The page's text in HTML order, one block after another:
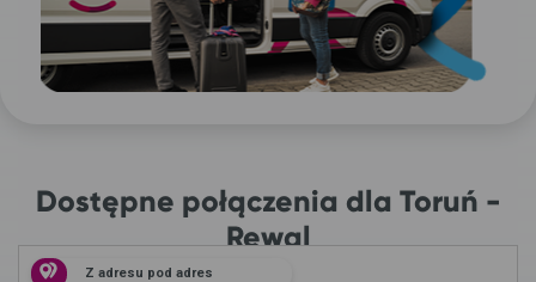
Dostępne połączenia dla Toruń -
Rewal
Z adresu pod adres